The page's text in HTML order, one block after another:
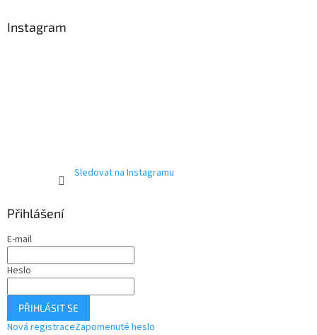
Instagram
Sledovat na Instagramu
Přihlášení
E-mail
Heslo
PŘIHLÁSIT SE
Nová registraceZapomenuté heslo